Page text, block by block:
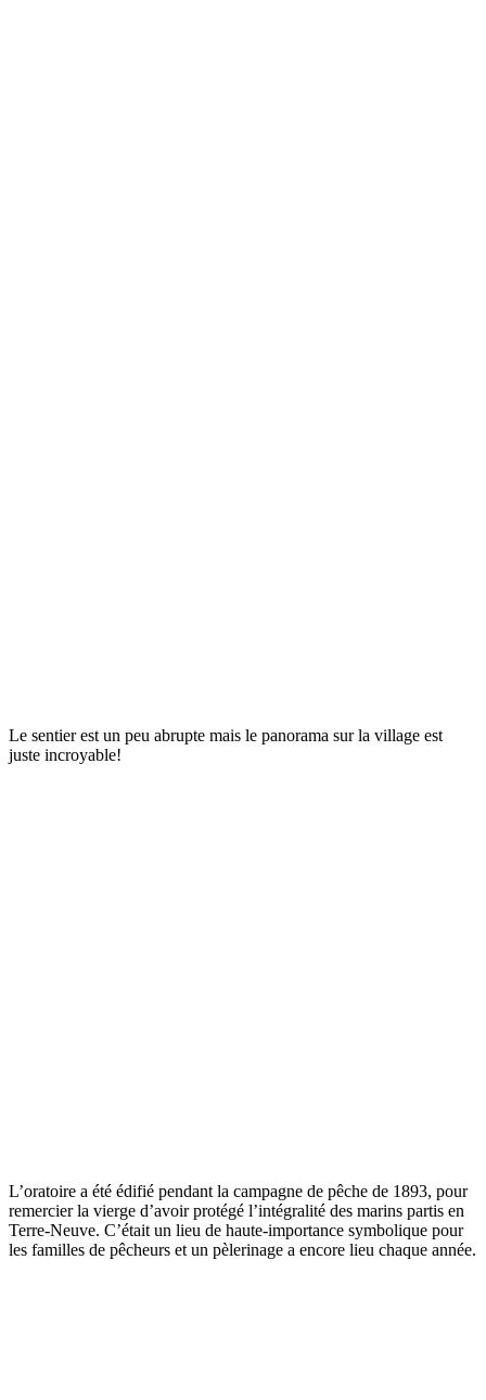
Le sentier est un peu abrupte mais le panorama sur la village est
juste incroyable!
L’oratoire a été édifié pendant la campagne de pêche de 1893, pour
remercier la vierge d’avoir protégé l’intégralité des marins partis en
Terre-Neuve. C’était un lieu de haute-importance symbolique pour
les familles de pêcheurs et un pèlerinage a encore lieu chaque année.